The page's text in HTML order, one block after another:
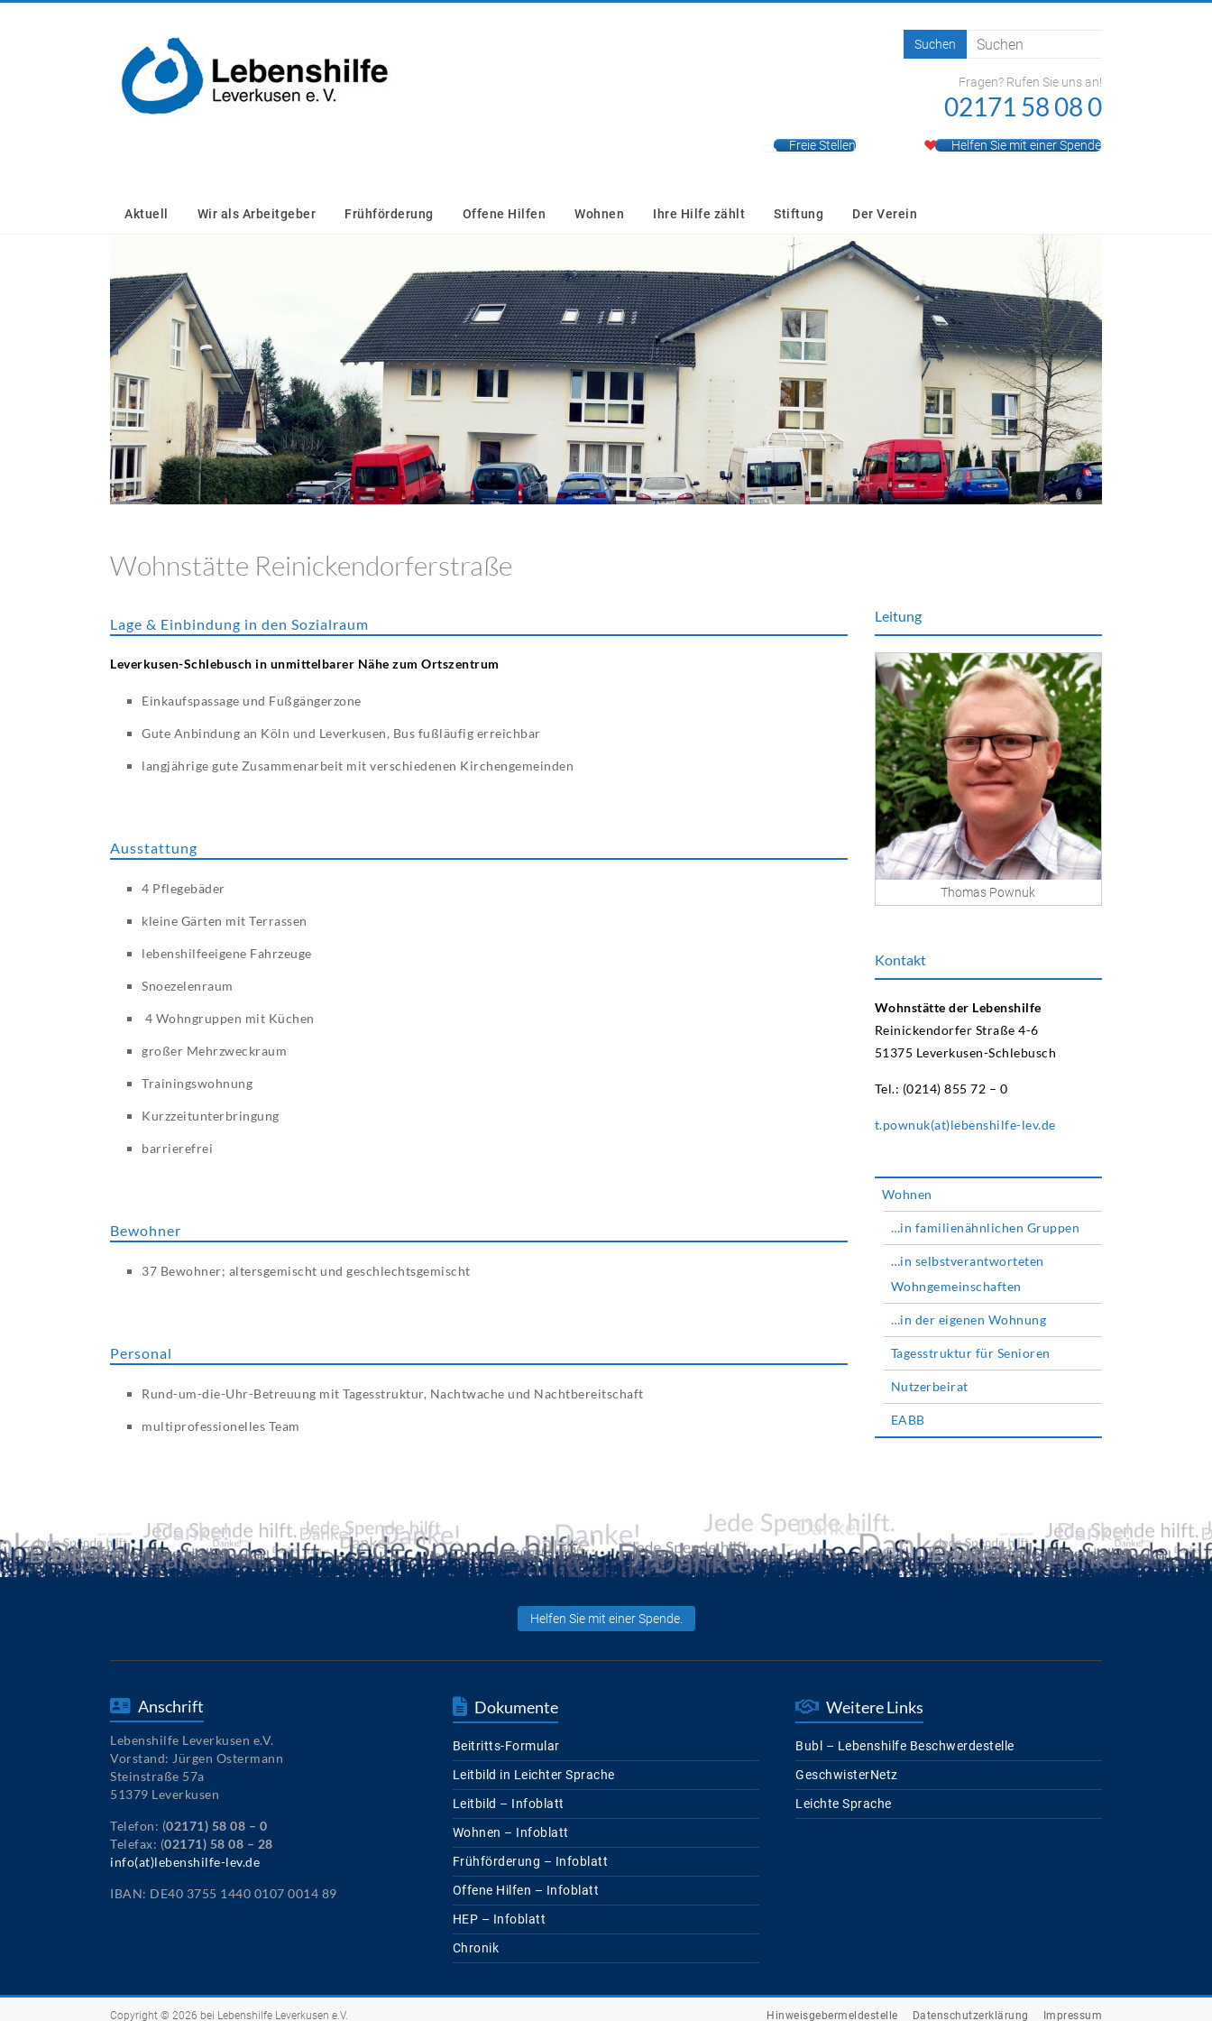
Lebenshilfe
Leverkusen
e.V.
Fragen? Rufen Sie uns an!
02171 58 08 0
Freie Stellen Helfen Sie mit einer Spende
Aktuell Wir als Arbeitgeber Frühförderung Offene Hilfen Wohnen Ihre Hilfe zählt Stiftung Der Verein
Wohnstätte Reinickendorferstraße
Lage & Einbindung in den Sozialraum
Leverkusen-Schlebusch in unmittelbarer Nähe zum Ortszentrum
Einkaufspassage und Fußgängerzone
Gute Anbindung an Köln und Leverkusen, Bus fußläufig erreichbar
langjährige gute Zusammenarbeit mit verschiedenen Kirchengemeinden
Ausstattung
4 Pflegebäder
kleine Gärten mit Terrassen
lebenshilfeeigene Fahrzeuge
Snoezelenraum
4 Wohngruppen mit Küchen
großer Mehrzweckraum
Trainingswohnung
Kurzzeitunterbringung
barrierefrei
Bewohner
37 Bewohner; altersgemischt und geschlechtsgemischt
Personal
Rund-um-die-Uhr-Betreuung mit Tagesstruktur, Nachtwache und Nachtbereitschaft
multiprofessionelles Team
Leitung
Thomas Pownuk
Kontakt
Wohnstätte der Lebenshilfe
Reinickendorfer Straße 4-6
51375 Leverkusen-Schlebusch
Tel.: (0214) 855 72 – 0
t.pownuk(at)lebenshilfe-lev.de
Wohnen
…in familienähnlichen Gruppen
…in selbstverantworteten
Wohngemeinschaften
…in der eigenen Wohnung
Tagesstruktur für Senioren
Nutzerbeirat
EABB
Helfen Sie mit einer Spende.
Anschrift
Lebenshilfe Leverkusen e.V.
Vorstand: Jürgen Ostermann
Steinstraße 57a
51379 Leverkusen
Telefon: (02171) 58 08 – 0
Telefax: (02171) 58 08 – 28
info(at)lebenshilfe-lev.de
IBAN: DE40 3755 1440 0107 0014 89
Dokumente
Beitritts-Formular
Leitbild in Leichter Sprache
Leitbild – Infoblatt
Wohnen – Infoblatt
Frühförderung – Infoblatt
Offene Hilfen – Infoblatt
HEP – Infoblatt
Chronik
Weitere Links
Bubl – Lebenshilfe Beschwerdestelle
GeschwisterNetz
Leichte Sprache
Copyright © 2026 bei Lebenshilfe Leverkusen e.V. Hinweisgebermeldestelle Datenschutzerklärung Impressum